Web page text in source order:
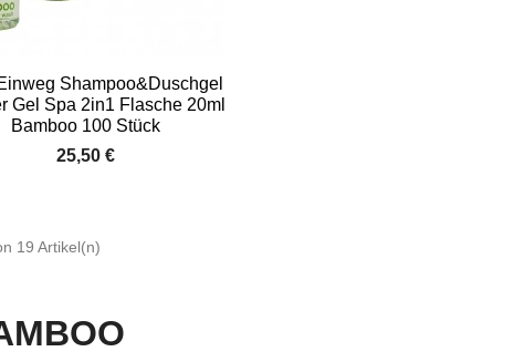
Shampoo&Duschgel
Gel Spa 2in1 Flasche 20ml
Bamboo 100 Stück
25,50 €
Vorschau
19 Artikel(n)